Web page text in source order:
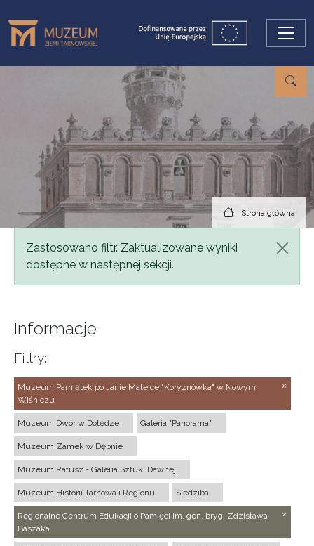
Strona główna
Komunikat
Zastosowano filtr. Zaktualizowane wyniki
dostępne w następnej sekcji.
Informacje
Filtry:
Muzeum Pamiątek po Janie Matejce "Koryznówka" w Nowym
Wiśniczu
Muzeum Dwór w Dołędze Galeria "Panorama"
Muzeum Zamek w Dębnie
Muzeum Ratusz - Galeria Sztuki Dawnej
Muzeum Historii Tarnowa i Regionu Siedziba
Regionalne Centrum Edukacji o Pamięci im. gen. bryg. Zdzisława
Baszaka